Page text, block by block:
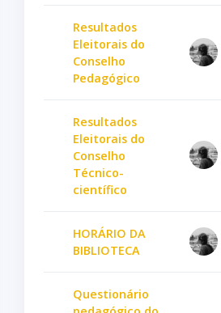
Resultados
Eleitorais do
Conselho
Pedagógico
Resultados
Eleitorais do
Conselho
Técnico-
científico
HORÁRIO DA
BIBLIOTECA
Questionário